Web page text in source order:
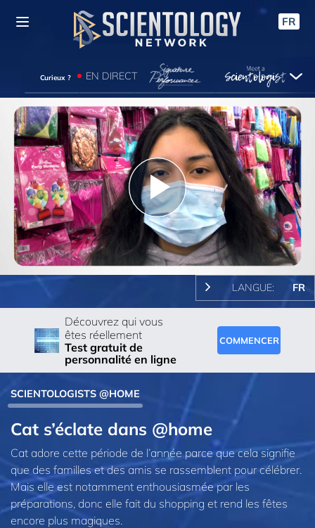
FR
Curieux ? EN DIRECT
Play
Video
LANGUE: FR
Découvrez qui vous
êtes réellement
Test gratuit de
personnalité en ligne
COMMENCER
SCIENTOLOGISTS @HOME
Cat s’éclate dans @home
Cat adore cette période de l’année parce que cela signifie
que des familles et des amis se rassemblent pour célébrer.
Mais elle est notamment enthousiasmée par les
préparations, donc elle fait du shopping et rend les fêtes
encore plus magiques.